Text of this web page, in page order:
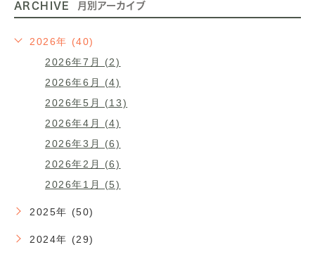
ARCHIVE 月別アーカイブ
2026年 (40)
2026年7月 (2)
2026年6月 (4)
2026年5月 (13)
2026年4月 (4)
2026年3月 (6)
2026年2月 (6)
2026年1月 (5)
2025年 (50)
2024年 (29)